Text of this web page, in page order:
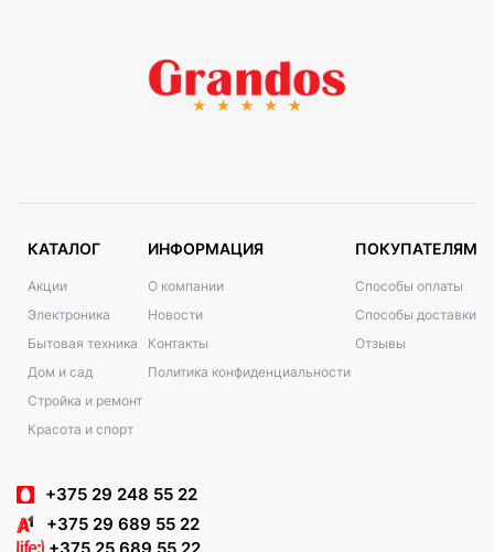
КАТАЛОГ
Акции
Электроника
Бытовая техника
Дом и сад
Стройка и ремонт
Красота и спорт
ИНФОРМАЦИЯ
О компании
Новости
Контакты
Политика конфиденциальности
ПОКУПАТЕЛЯМ
Способы оплаты
Способы доставки
Отзывы
+375 29 248 55 22
+375 29 689 55 22